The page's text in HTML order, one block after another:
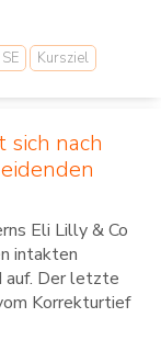
Kursziel
sich nach
Eli Lilly & Co
intakten
Der letzte
Korrekturtief